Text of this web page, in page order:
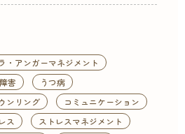
・アンガーマネジメント
害
うつ病
ンリング
コミュニケーション
ス
ストレスマネジメント